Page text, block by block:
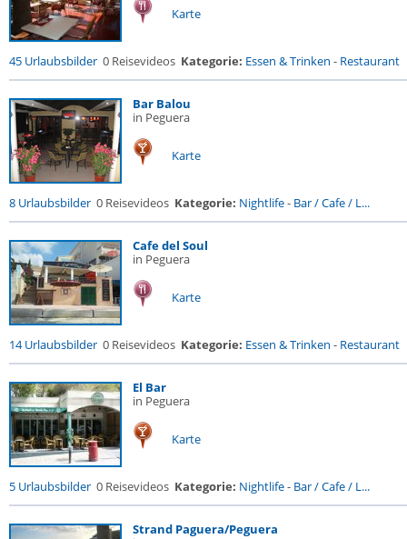
Karte
45 Urlaubsbilder 0 Reisevideos Kategorie: Essen & Trinken - Restaurant
Bar Balou
in Peguera
Karte
8 Urlaubsbilder 0 Reisevideos Kategorie: Nightlife- Bar / Cafe / L...
Cafe del Soul
in Peguera
Karte
14 Urlaubsbilder 0 Reisevideos Kategorie: Essen & Trinken - Restaurant
El Bar
in Peguera
Karte
5 Urlaubsbilder 0 Reisevideos Kategorie: Nightlife- Bar / Cafe / L...
Strand Paguera/Peguera